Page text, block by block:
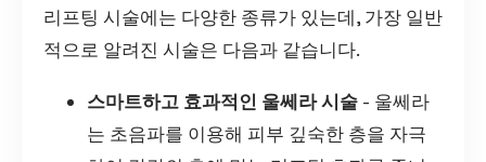
리프팅 시술에는 다양한 종류가 있는데, 가장 일반
적으로 알려진 시술은 다음과 같습니다.
스마트하고 효과적인 울쎄라 시술 - 울쎄라
는 초음파를 이용해 피부 깊숙한 층을 자극